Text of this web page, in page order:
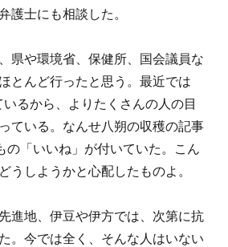
護士にも相談した。
県や環境省、保健所、国会議員な
とんど行ったと思う。最近では
るから、よりたくさんの人の目
ている。なんせ八朔の収穫の記事
の「いいね」が付いていた。こん
うしようかと心配したものよ。
進地、伊豆や伊方では、次第に抗
。今では全く、そんな人はいない